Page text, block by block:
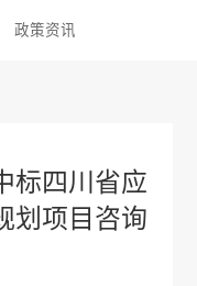
政策资讯
标四川省应
项目咨询